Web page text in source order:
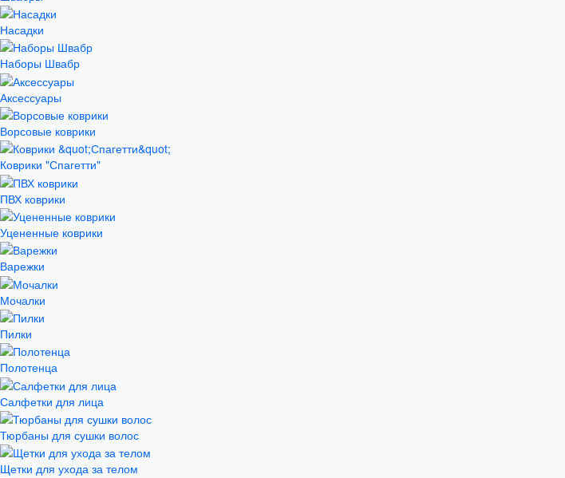
Насадки
Наборы Швабр
Аксессуары
Ворсовые коврики
Коврики "Спагетти"
ПВХ коврики
Уцененные коврики
Варежки
Мочалки
Пилки
Полотенца
Салфетки для лица
Тюрбаны для сушки волос
Щетки для ухода за телом